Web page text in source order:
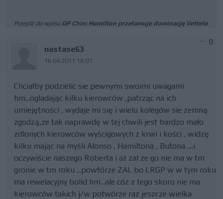
Przejdź do wpisu GP Chin: Hamilton przełamuje dominację Vettela
nastase63
16.04.2011 18:07
0
Chciałby podzielic sie pewnymi swoimi uwagami
hm...ogladając kilku kierowców ,patrząc na ich
umiejętności , wydaje mi się i wielu kolegów sie zemną
zgodzą,ze tak naprawdę w tej chwili jest bardzo mało
zdlonych kierowców wyścigowych z krwi i kości , widzę
kilku mając na myśli Alonso , Hamiltona , Butona ....i
oczywiście naszego Roberta i aż zal ze go nie ma w tm
gronie w tm roku ...powtórze ZAL bo LRGP w w tym roku
ma rewelacyjny bolid hm...ale cóz z tego skoro nie ma
kierowców takich j/w potwórze raz jeszcze wielka